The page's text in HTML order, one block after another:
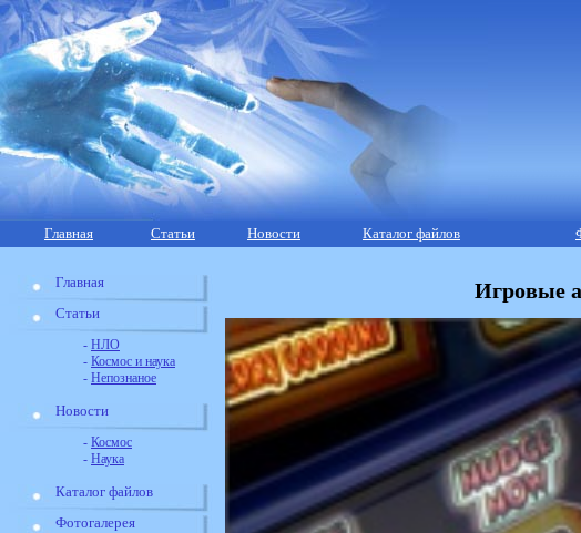
Главная Статьи Новости Каталог файлов
Главная
Статьи
- НЛО
- Космос и наука
- Непознаное
Новости
- Космос
- Наука
Каталог файлов
Фотогалерея
Игровые